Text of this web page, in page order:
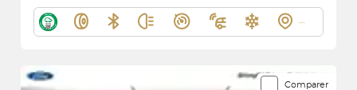
Comparer